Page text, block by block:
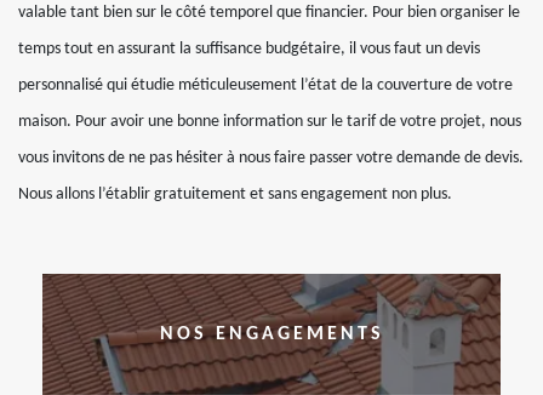
valable tant bien sur le côté temporel que financier. Pour bien organiser le
temps tout en assurant la suffisance budgétaire, il vous faut un devis
personnalisé qui étudie méticuleusement l’état de la couverture de votre
maison. Pour avoir une bonne information sur le tarif de votre projet, nous
vous invitons de ne pas hésiter à nous faire passer votre demande de devis.
Nous allons l’établir gratuitement et sans engagement non plus.
NOS ENGAGEMENTS